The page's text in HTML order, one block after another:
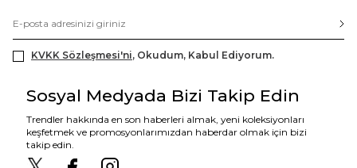
KVKK Sözleşmesi'ni, Okudum, Kabul Ediyorum.
Sosyal Medyada Bizi Takip Edin
Trendler hakkında en son haberleri almak, yeni koleksiyonları
keşfetmek ve promosyonlarımızdan haberdar olmak için bizi
takip edin.